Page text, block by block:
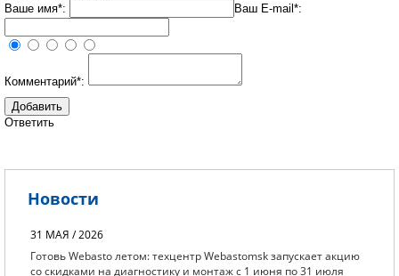
Ваше имя*:
Ваш E-mail*:
Комментарий*:
Ответить
Новости
31 МАЯ / 2026
Готовь Webasto летом: техцентр Webastomsk запускает акцию
со скидками на диагностику и монтаж с 1 июня по 31 июля